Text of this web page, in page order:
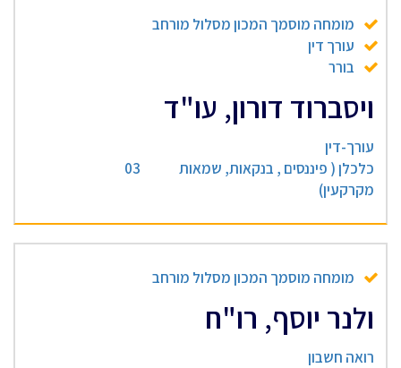
מומחה מוסמך המכון מסלול מורחב
עורך דין
בורר
ויסברוד דורון, עו"ד
עורך-דין
כלכלן ( פיננסים , בנקאות, שמאות
מקרקעין)
03
מומחה מוסמך המכון מסלול מורחב
ולנר יוסף, רו"ח
רואה חשבון